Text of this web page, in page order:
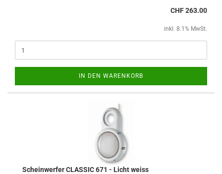
CHF 263.00
inkl. 8.1% MwSt.
IN DEN WARENKORB
Scheinwerfer CLASSIC 671 - Licht weiss